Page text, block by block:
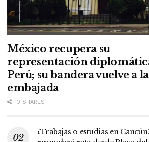
México recupera su
representación
Perú; su bandera vuelve a la
embajada
0 SHARES
¿Trabajas o estudias en